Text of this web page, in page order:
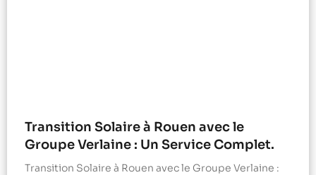
Transition Solaire à Rouen avec le
Groupe Verlaine : Un Service Complet.
Transition Solaire à Rouen avec le Groupe Verlaine :